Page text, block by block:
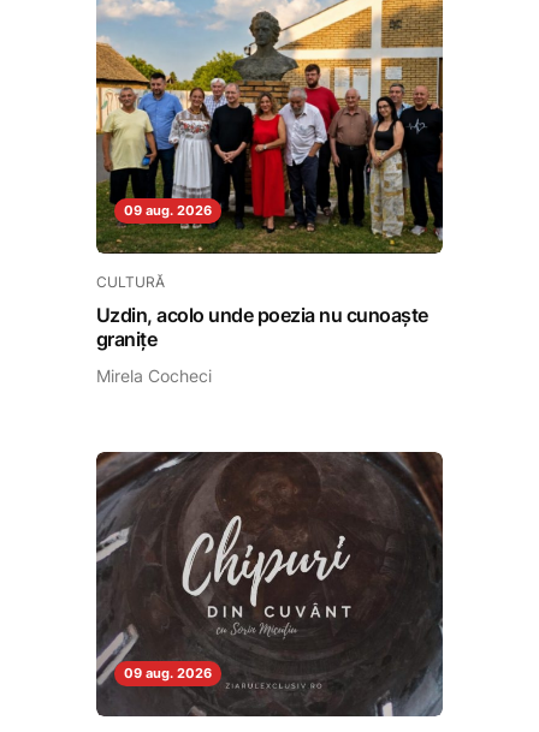
09 aug. 2026
CULTURĂ
Uzdin, acolo unde poezia nu cunoaște
granițe
Mirela Cocheci
09 aug. 2026